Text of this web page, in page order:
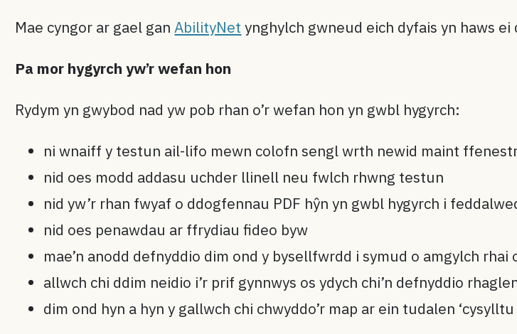
Mae cyngor ar gael ganAbilityNet ynghylch gwneud eich dyfais yn haws
Pa mor hygyrch yw’r wefan hon
Rydym yn gwybod nad yw pob rhan o’r wefan hon yn gwbl hygyrch:
ni wnaiff y testun ail-lifo mewn colofn sengl wrth newid maint
nid oes modd addasu uchder llinell neu fwlch rhwng testun
nid yw’r rhan fwyaf o ddogfennau PDF hŷn yn gwbl hygyrch i
nid oes penawdau ar ffrydiau fideo byw
mae’n anodd defnyddio dim ond y bysellfwrdd i symud o amgylch
allwch chi ddim neidio i’r prif gynnwys os ydych chi’n defnyddio
dim ond hyn a hyn y gallwch chi chwyddo’r map ar ein tudalen ‘cysylltu